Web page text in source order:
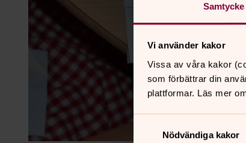
Samtycke
Vi använder kakor
Vissa av våra kakor
som förbättrar din
plattformar. Läs mer
Nödvändiga kakor